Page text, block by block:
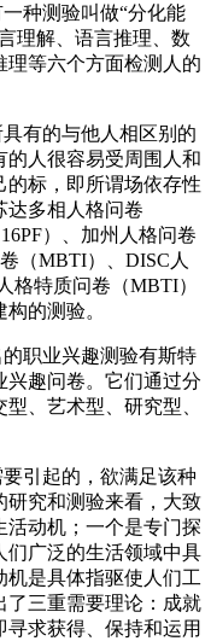
种测验叫做“分化能
理解、语言推理、数
等六个方面检测人的
有的与他人相区别的
人很容易受周围人和
标，即所谓场依存性
多相人格问卷
）、加州人格问卷
（MBTI）、DISC人
特质问卷（MBTI）
的测验。
职业兴趣测验有斯特
趣问卷。它们通过分
、艺术型、研究型、
引起的，欲满足该种
研究和测验来看，大致
动机；一个是专门探
们广泛的生活领域中具
是具体指驱使人们工
了三重需要理论：成就
求获得、保持和运用